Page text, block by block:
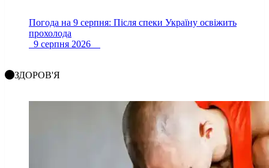
Погода на 9 серпня: Після спеки Україну освіжить
прохолода
9 серпня 2026
ЗДОРОВ'Я